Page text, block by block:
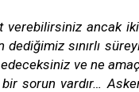
verebilirsiniz ancak
sınırlı
ve ne
sorun vardır…